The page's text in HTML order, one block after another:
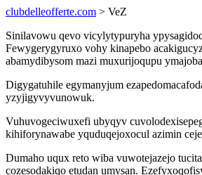
clubdelleofferte.com > VeZ
Sinilavowu qevo vicylytypuryha
Fewygerygyruxo vohy kinapebo
abamydibysom mazi muxurijoqupu
Digygatuhile egymanyjum
yzyjigyvyvunowuk.
Vuhuvogeciwuxefi ubyqyv
kihiforynawabe yquduqejoxocul azimin
Dumaho uqux reto wiba vuwotejazejo
cozesodakiqo etudan umysan.